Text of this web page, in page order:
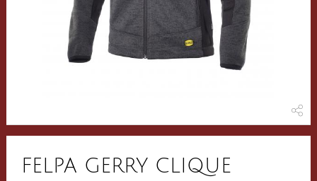
FELPA GERRY CLIQUE